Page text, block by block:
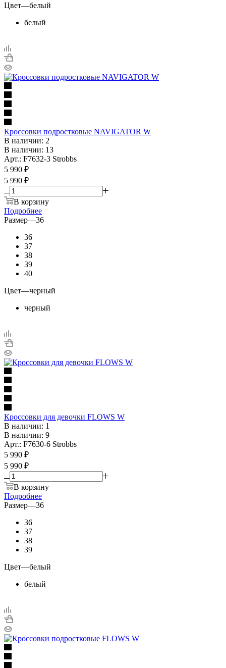
Цвет—белый
белый
Кроссовки подростковые NAVIGATOR W
В наличии: 2
В наличии: 13
Арт.: F7632-3 Strobbs
5 990 ₽
5 990 ₽
В корзину
Подробнее
Размер—36
36
37
38
39
40
Цвет—черный
черный
Кроссовки для девочки FLOWS W
В наличии: 1
В наличии: 9
Арт.: F7630-6 Strobbs
5 990 ₽
5 990 ₽
В корзину
Подробнее
Размер—36
36
37
38
39
Цвет—белый
белый